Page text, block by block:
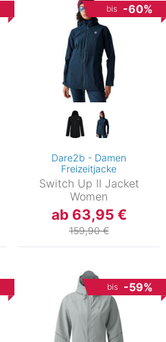
bis -60%
Dare2b - Damen
Freizeitjacke
Switch Up II Jacket
Women
ab 63,95 €
159,90 €
bis -59%